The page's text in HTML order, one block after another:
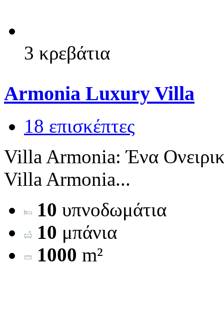
3 κρεβάτια
Armonia Luxury Villa
18 επισκέπτες
Villa Armonia: Ένα
Villa Armonia...
10 υπνοδωμάτια
10 μπάνια
1000 m²